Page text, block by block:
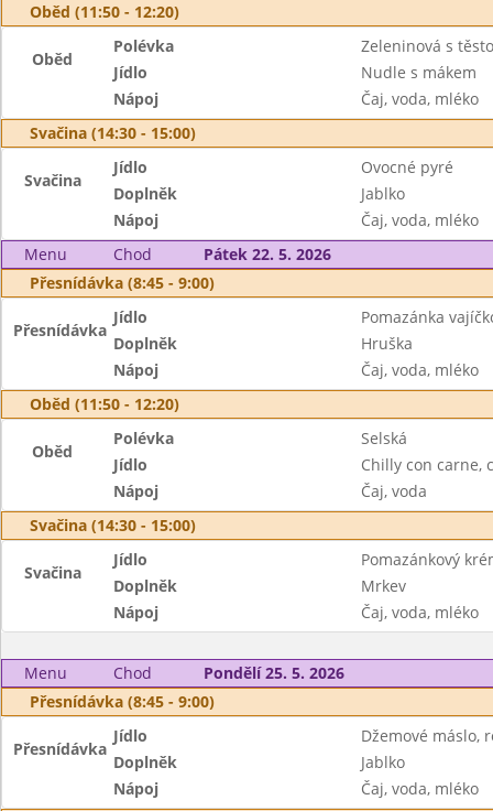
Oběd (11:50 - 12:20)
Oběd
Polévka
Zeleninová s
Jídlo
Nudle s mákem
Nápoj
Čaj, voda, mléko
Svačina (14:30 - 15:00)
Svačina
Jídlo
Ovocné pyré
Doplněk
Jablko
Nápoj
Čaj, voda, mléko
Menu
Chod
Pátek 22. 5. 2026
Přesnídávka (8:45 - 9:00)
Přesnídávka
Jídlo
Pomazánka
Doplněk
Hruška
Nápoj
Čaj, voda, mléko
Oběd (11:50 - 12:20)
Oběd
Polévka
Selská
Jídlo
Chilly con carne,
Nápoj
Čaj, voda
Svačina (14:30 - 15:00)
Svačina
Jídlo
Pomazánkový
Doplněk
Mrkev
Nápoj
Čaj, voda, mléko
Menu Chod
Pondělí 25. 5. 2026
Přesnídávka (8:45 - 9:00)
Přesnídávka
Jídlo
Džemové máslo,
Doplněk
Jablko
Nápoj
Čaj, voda, mléko